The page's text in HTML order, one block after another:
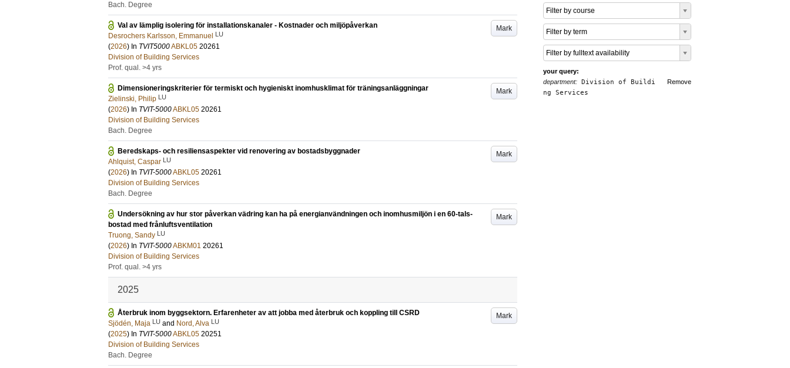
Bach. Degree
Mark
Val av lämplig isolering för installationskanaler - Kostnader och miljöpåverkan
Desrochers Karlsson, Emmanuel LU
(2026) In TVIT5000ABKL05 20261
Division of Building Services
Prof. qual. >4 yrs
Mark
Dimensioneringskriterier för termiskt och hygieniskt inomhusklimat för träningsanläggningar
Zielinski, Philip LU
(2026) In TVIT-5000ABKL05 20261
Division of Building Services
Bach. Degree
Mark
Beredskaps- och resiliensaspekter vid renovering av bostadsbyggnader
Ahlquist, Caspar LU
(2026) In TVIT-5000ABKL05 20261
Division of Building Services
Bach. Degree
Mark
Undersökning av hur stor påverkan vädring kan ha på energianvändningen och inomhusmiljön i en 60-tals-
bostad med frånluftsventilation
Truong, Sandy LU
(2026) In TVIT-5000ABKM01 20261
Division of Building Services
Prof. qual. >4 yrs
2025
Mark
Återbruk inom byggsektorn. Erfarenheter av att jobba med återbruk och koppling till CSRD
Sjödén, Maja LU and Nord, Alva LU
(2025) In TVIT-5000ABKL05 20251
Division of Building Services
Bach. Degree
Filter by course
Filter by term
Filter by fulltext availability
your query:
Remove
department: Division of Buildi
ng Services